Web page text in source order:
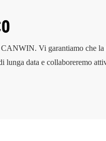
CANWIN. Vi garantiamo che
data e collaboreremo